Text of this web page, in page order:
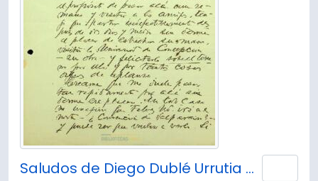
Saludos de Diego Dublé Urrutia a don Enrique Molina Garmendia